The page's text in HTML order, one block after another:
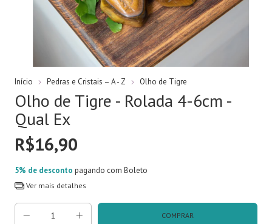
Início Pedras e Cristais – A - Z Olho de Tigre
Olho de Tigre - Rolada 4-6cm -
Qual Ex
R$16,90
5% de desconto pagando com Boleto
Ver mais detalhes